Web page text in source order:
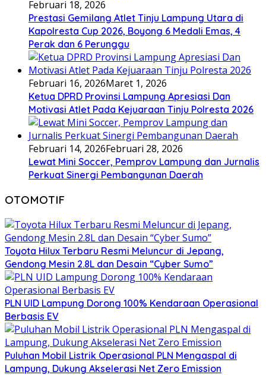
Februari 18, 2026
Prestasi Gemilang Atlet Tinju Lampung Utara di
Kapolresta Cup 2026, Boyong 6 Medali Emas, 4
Perak dan 6 Perunggu
Februari 16, 2026Maret 1, 2026
Ketua DPRD Provinsi Lampung Apresiasi Dan
Motivasi Atlet Pada Kejuaraan Tinju Polresta 2026
Februari 14, 2026Februari 28, 2026
Lewat Mini Soccer, Pemprov Lampung dan Jurnalis
Perkuat Sinergi Pembangunan Daerah
OTOMOTIF
Toyota Hilux Terbaru Resmi Meluncur di Jepang,
Gendong Mesin 2.8L dan Desain “Cyber Sumo”
PLN UID Lampung Dorong 100% Kendaraan Operasional
Berbasis EV
Puluhan Mobil Listrik Operasional PLN Mengaspal di
Lampung, Dukung Akselerasi Net Zero Emission